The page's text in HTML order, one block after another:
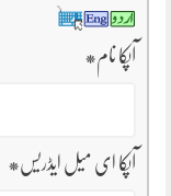
آپکا نام*
آپکا ای میل ایڈریس*